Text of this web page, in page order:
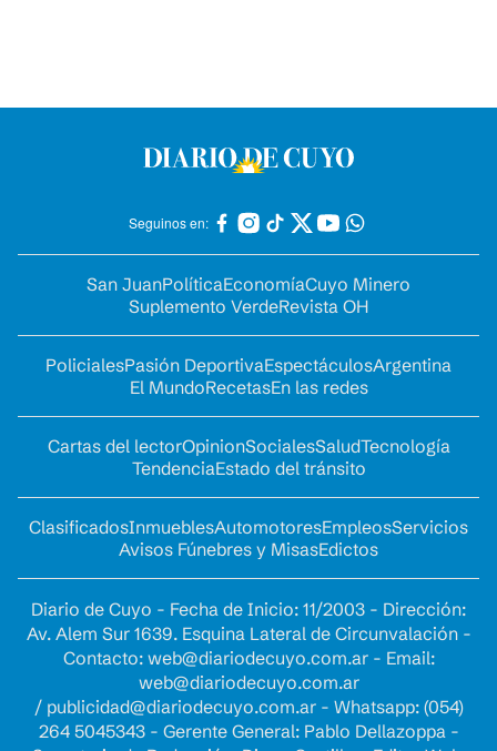
Seguinos en:
San JuanPolíticaEconomíaCuyo Minero
Suplemento VerdeRevista OH
PolicialesPasión DeportivaEspectáculosArgentina
El MundoRecetasEn las redes
Cartas del lectorOpinionSocialesSaludTecnología
TendenciaEstado del tránsito
ClasificadosInmueblesAutomotoresEmpleosServicios
Avisos Fúnebres y MisasEdictos
Diario de Cuyo - Fecha de Inicio: 11/2003 - Dirección:
Av. Alem Sur 1639. Esquina Lateral de Circunvalación -
Contacto: web@diariodecuyo.com.ar- Email:
web@diariodecuyo.com.ar
/ publicidad@diariodecuyo.com.ar- Whatsapp: (054)
264 5045343 - Gerente General: Pablo Dellazoppa -